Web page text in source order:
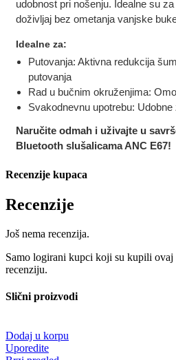
udobnost pri nošenju. Idealne su
doživljaj bez ometanja vanjske
Idealne za:
Putovanja: Aktivna redukcija
putovanja
Rad u bučnim okruženjima:
Svakodnevnu upotrebu:
Naručite odmah i uživajte u
Bluetooth slušalicama ANC E67!
Recenzije kupaca
Recenzije
Još nema recenzija.
Samo logirani kupci koji su kupili ovaj
recenziju.
Slični proizvodi
Dodaj u korpu
Uporedite